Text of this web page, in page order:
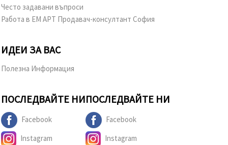
Често задавани въпроси
Работа в ЕМ АРТ Продавач-консултант София
ИДЕИ ЗА ВАС
Полезна Информация
ПОСЛЕДВАЙТЕ НИ
Facebook
Instagram
ПОСЛЕДВАЙТЕ НИ
Facebook
Instagram